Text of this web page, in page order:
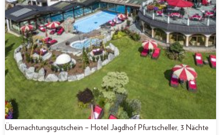
Übernachtungsgutschein – Hotel Jagdhof Pfurtscheller, 3 Nächte